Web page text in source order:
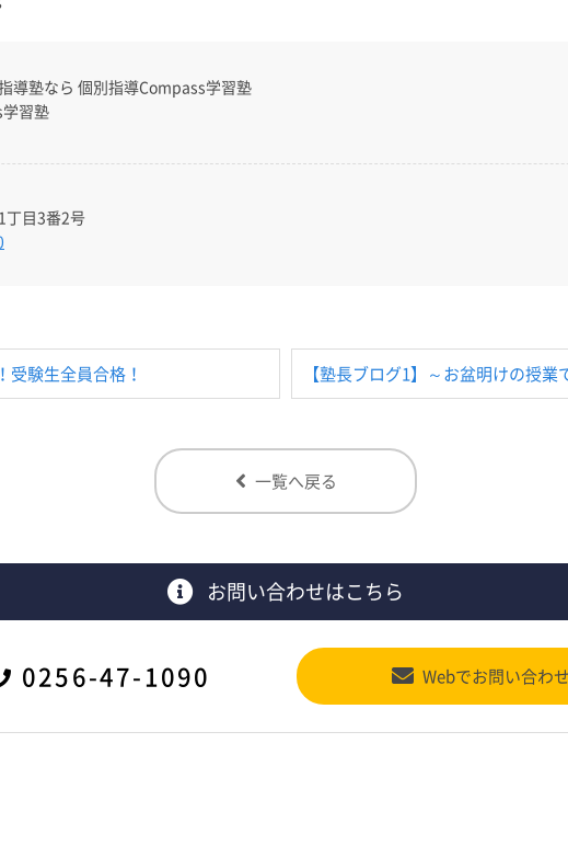
導塾なら 個別指導Compass学習塾
習塾
丁目3番2号
受験生全員合格！
【塾長ブログ1】～お盆明けの授業
一覧へ戻る
お問い合わせはこちら
0256-47-1090 Webでお問い合わせ